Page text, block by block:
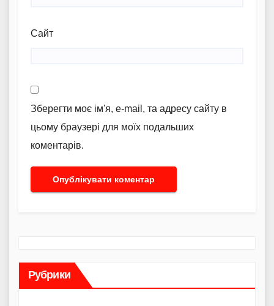
Сайт
Зберегти моє ім'я, e-mail, та адресу сайту в
цьому браузері для моїх подальших
коментарів.
Рубрики